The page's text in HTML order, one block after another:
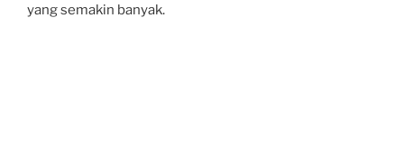
yang semakin banyak.